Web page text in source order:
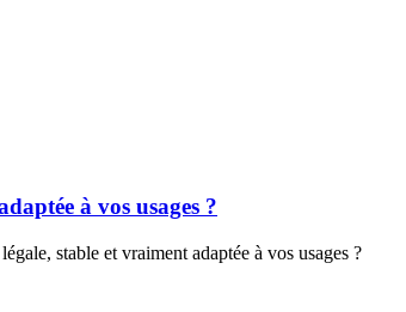
à vos usages ?
stable et vraiment adaptée à vos usages ?